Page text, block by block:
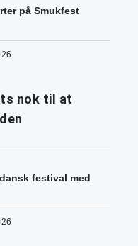
på Smukfest
nok til at
festival med